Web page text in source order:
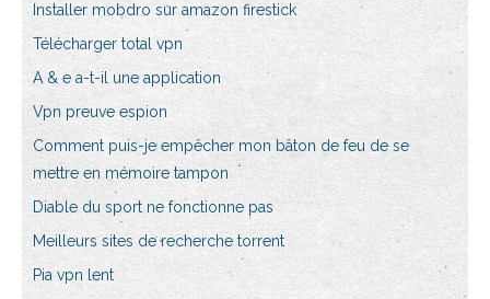
Installer mobdro sur amazon firestick
Télécharger total vpn
A & e a-t-il une application
Vpn preuve espion
Comment puis-je empêcher mon bâton de feu de se
mettre en mémoire tampon
Diable du sport ne fonctionne pas
Meilleurs sites de recherche torrent
Pia vpn lent